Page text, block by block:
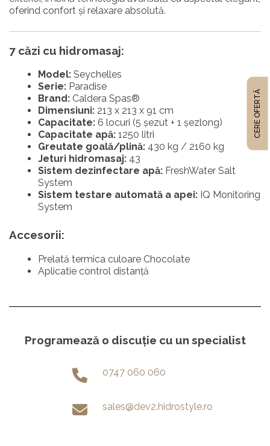
oferind confort și relaxare absolută.
7 căzi cu hidromasaj:
Model: Seychelles
Serie: Paradise
Brand: Caldera Spas®
Dimensiuni: 213 x 213 x 91 cm
Capacitate: 6 locuri (5 șezut + 1 șezlong)
Capacitate apă: 1250 litri
Greutate goală/plină: 430 kg / 2160 kg
Jeturi hidromasaj: 43
Sistem ⁠dezinfectare apă: FreshWater Salt
System
Sistem ⁠testare automată a apei: IQ Monitoring
System
Accesorii:
Prelată termica culoare Chocolate
Aplicatie control distanţă
Programează o discuție cu un specialist
0747 060 060
sales@dev2.hidrostyle.ro
CERE OFERTĂ